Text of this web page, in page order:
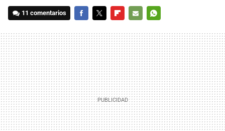
11 comentarios
MAIL